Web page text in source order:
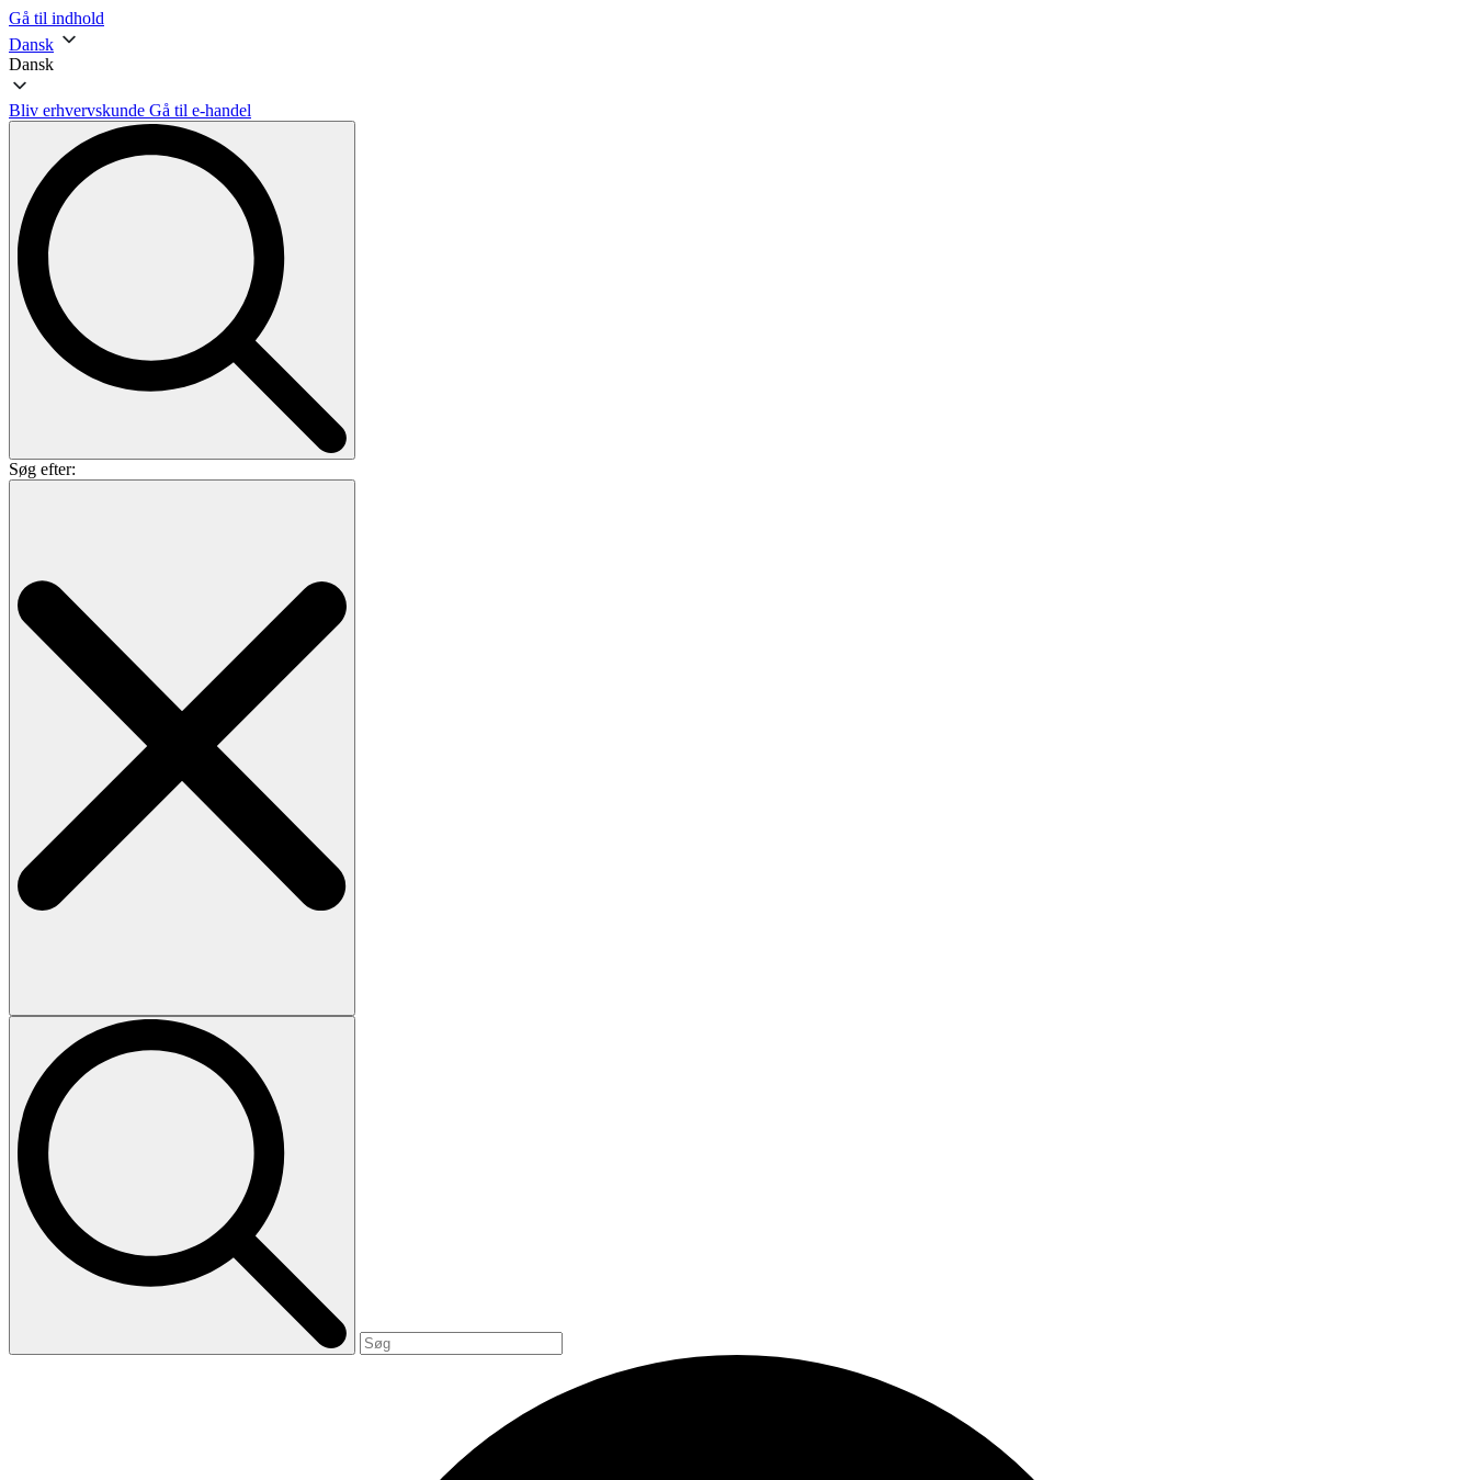
Gå til indhold
Dansk
Dansk
Bliv erhvervskunde Gå til e-handel
Søg efter: